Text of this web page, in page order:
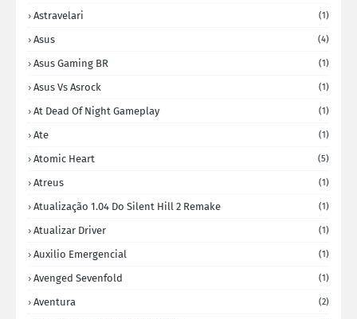
Astravelari (1)
Asus (4)
Asus Gaming BR (1)
Asus Vs Asrock (1)
At Dead Of Night Gameplay (1)
Ate (1)
Atomic Heart (5)
Atreus (1)
Atualização 1.04 Do Silent Hill 2 Remake (1)
Atualizar Driver (1)
Auxilio Emergencial (1)
Avenged Sevenfold (1)
Aventura (2)